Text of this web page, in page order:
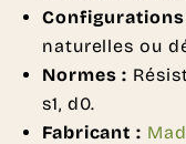
naturelles ou
Normes :
s1, d0.
Fabricant :